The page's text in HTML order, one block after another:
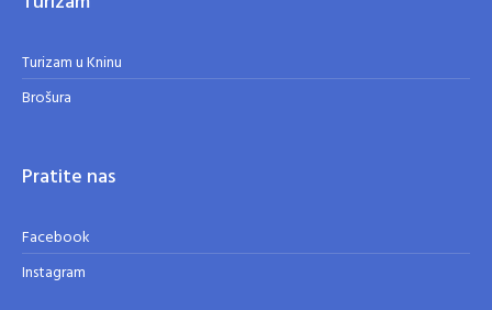
Turizam u Kninu
Brošura
Pratite nas
Facebook
Instagram